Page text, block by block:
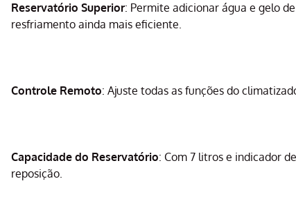
Reservatório Superior: Permite adicionar água e gelo
resfriamento ainda mais eficiente.
Controle Remoto: Ajuste todas as funções do
Capacidade do Reservatório: Com 7 litros e indicador
reposição.